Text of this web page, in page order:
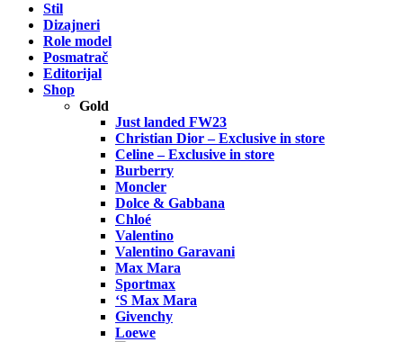
Stil
Dizajneri
Role model
Posmatrač
Editorijal
Shop
Gold
Just landed FW23
Christian Dior – Exclusive in store
Celine – Exclusive in store
Burberry
Moncler
Dolce & Gabbana
Chloé
Valentino
Valentino Garavani
Max Mara
Sportmax
‘S Max Mara
Givenchy
Loewe